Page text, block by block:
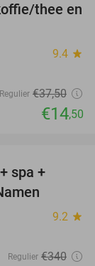
61%
thee en
9.4 star
Regulier €37,50
€14,50
spa +
9.2 star
Regulier €340